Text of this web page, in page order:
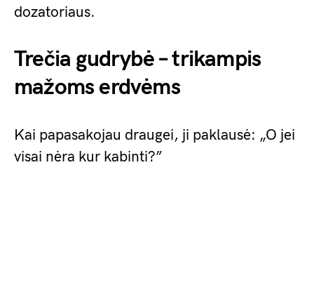
dozatoriaus.
Trečia gudrybė – trikampis
mažoms erdvėms
Kai papasakojau draugei, ji paklausė: „O jei
visai nėra kur kabinti?”